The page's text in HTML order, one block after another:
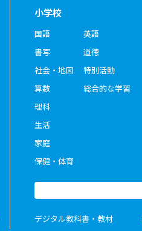
小学校
国語
書写
社会・地図
算数
理科
生活
家庭
保健・体育
英語
道徳
特別活動
総合的な学習
デジタル教科書・教材